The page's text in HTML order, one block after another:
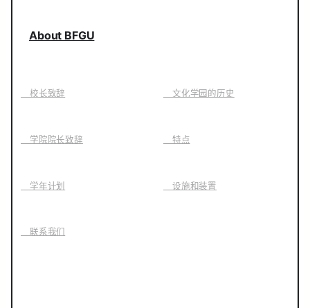
About BFGU
校长致辞 文化学园的历史
学院院长致辞 特点
学年计划 设施和装置
联系我们